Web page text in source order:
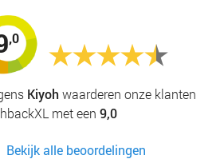
,0
Kiyoh waarderen onze klanten
met een9,0
Bekijk alle beoordelingen